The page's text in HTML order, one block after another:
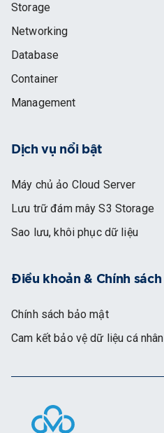
Storage
Networking
Database
Container
Management
Dịch vụ nổi bật
Máy chủ ảo Cloud Server
Lưu trữ đám mây S3 Storage
Sao lưu, khôi phục dữ liệu
Điều khoản & Chính sách
Chính sách bảo mật
Cam kết bảo vệ dữ liệu cá nhân